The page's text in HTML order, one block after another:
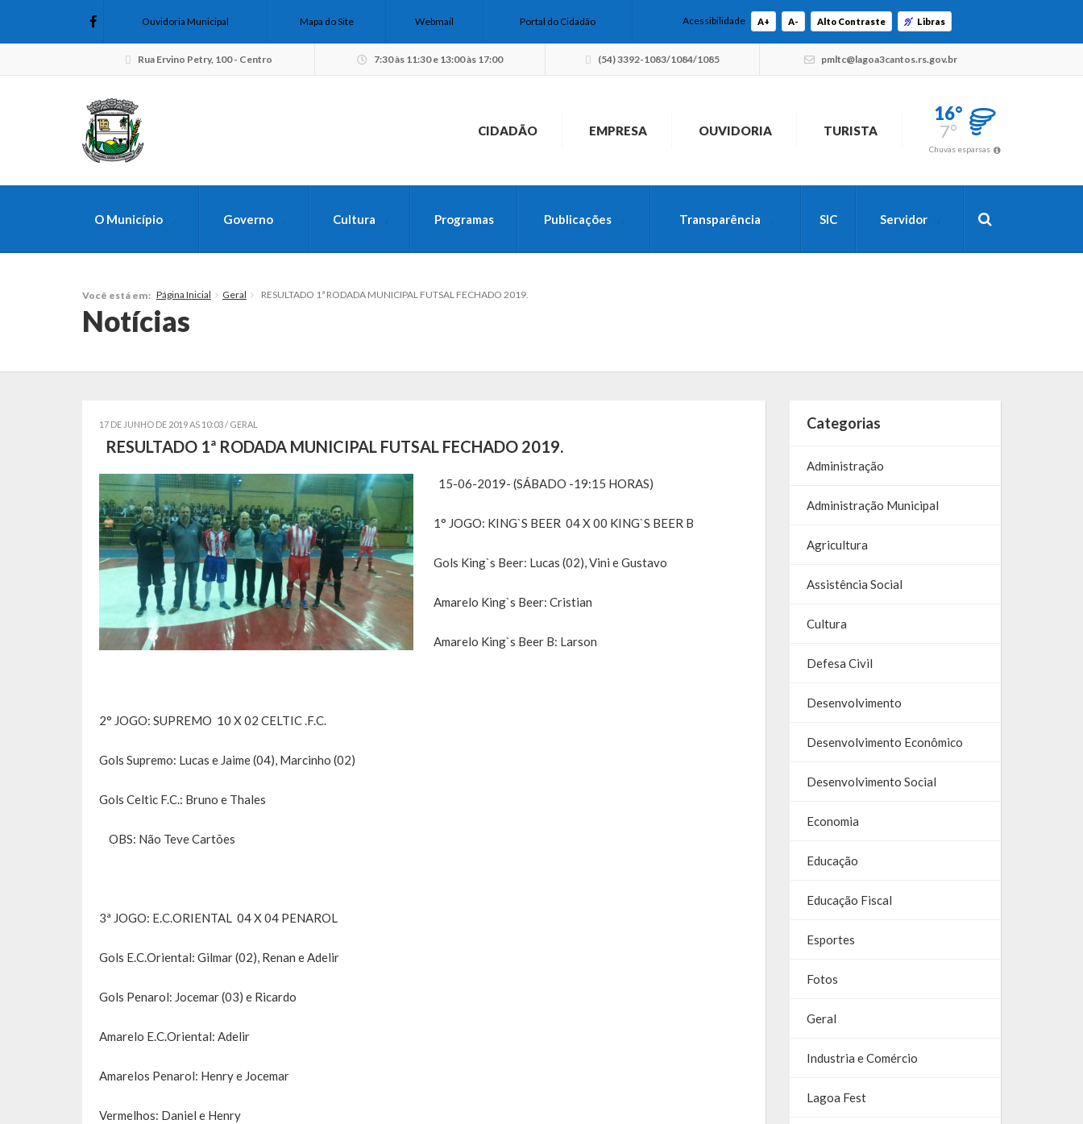
Ouvidoria Municipal Mapa do Site Webmail Portal do Cidadão Acessibilidade A+ A- Alto Contraste Libras
Rua Ervino Petry, 100 - Centro 7:30 às 11:30 e 13:00 às 17:00 (54) 3392-1083/1084/1085 pmltc@lagoa3cantos.rs.gov.br
CIDADÃO EMPRESA OUVIDORIA TURISTA
16°
7°
Chuvas esparsas
O Município Governo Cultura Programas Publicações Transparência SIC Servidor
Você está em: Página Inicial Geral RESULTADO 1ª RODADA MUNICIPAL FUTSAL FECHADO 2019.
Notícias
17 DE JUNHO DE 2019 AS 10:03 / GERAL
RESULTADO 1ª RODADA MUNICIPAL FUTSAL FECHADO 2019.
15-06-2019- (SÁBADO -19:15 HORAS)
1° JOGO: KING`S BEER 04 X 00 KING`S BEER B
Gols King`s Beer: Lucas (02), Vini e Gustavo
Amarelo King`s Beer: Cristian
Amarelo King`s Beer B: Larson
2° JOGO: SUPREMO 10 X 02 CELTIC .F.C.
Gols Supremo: Lucas e Jaime (04), Marcinho (02)
Gols Celtic F.C.: Bruno e Thales
OBS: Não Teve Cartões
3ª JOGO: E.C.ORIENTAL 04 X 04 PENAROL
Gols E.C.Oriental: Gilmar (02), Renan e Adelir
Gols Penarol: Jocemar (03) e Ricardo
Amarelo E.C.Oriental: Adelir
Amarelos Penarol: Henry e Jocemar
Vermelhos: Daniel e Henry
Categorias
Administração
Administração Municipal
Agricultura
Assistência Social
Cultura
Defesa Civil
Desenvolvimento
Desenvolvimento Econômico
Desenvolvimento Social
Economia
Educação
Educação Fiscal
Esportes
Fotos
Geral
Industria e Comércio
Lagoa Fest